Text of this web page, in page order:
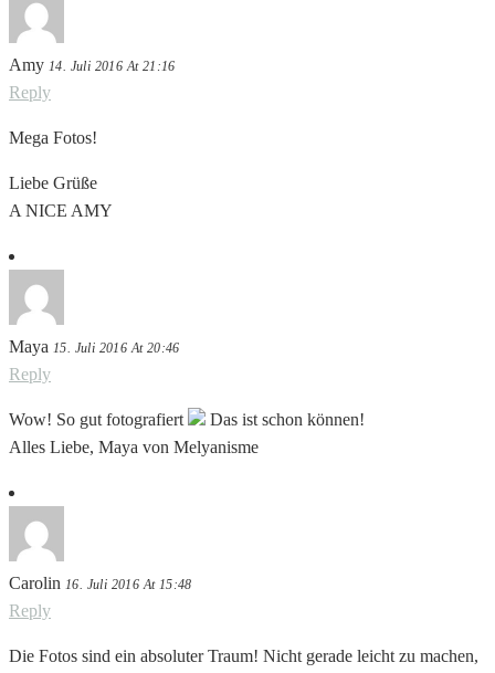
Amy 14. Juli 2016 At 21:16
Reply
Mega Fotos!
Liebe Grüße
A NICE AMY
Maya 15. Juli 2016 At 20:46
Reply
Wow! So gut fotografiert
Das ist schon können!
Alles Liebe, Maya von Melyanisme
Carolin 16. Juli 2016 At 15:48
Reply
Die Fotos sind ein absoluter Traum! Nicht gerade leicht zu machen,